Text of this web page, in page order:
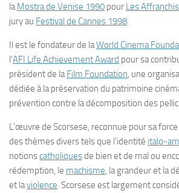
laMostra de Venise 1990 pour Les Affranchis
jury au Festival de Cannes 1998.
Il est le fondateur de laWorld Cinema
l’AFI Life Achievement Award pour sa
président de laFilm Foundation, une
dédiée à la préservation du patrimoine
prévention contre la décomposition des
L’œuvre de Scorsese, reconnue pour sa
des thèmes divers tels que l’identité italo-
notionscatholiquesde bien et de mal ou
rédemption, le machisme, la grandeur et la
et laviolence. Scorsese est largement